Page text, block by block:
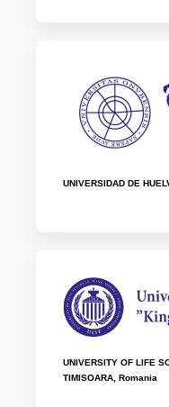
UNIVERSIDAD DE
UNIVERSITY OF LIFE
TIMISOARA, Romania